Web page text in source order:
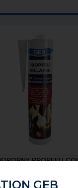
PROPFEU
GEB